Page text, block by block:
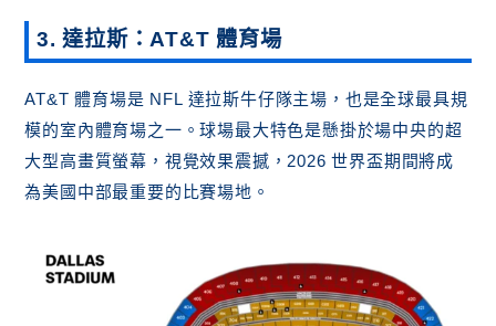
3. 達拉斯：AT&T 體育場
AT&T 體育場是 NFL 達拉斯牛仔隊主場，也是全球最具規
模的室內體育場之一。球場最大特色是懸掛於場中央的超
大型高畫質螢幕，視覺效果震撼，2026 世界盃期間將成
為美國中部最重要的比賽場地。